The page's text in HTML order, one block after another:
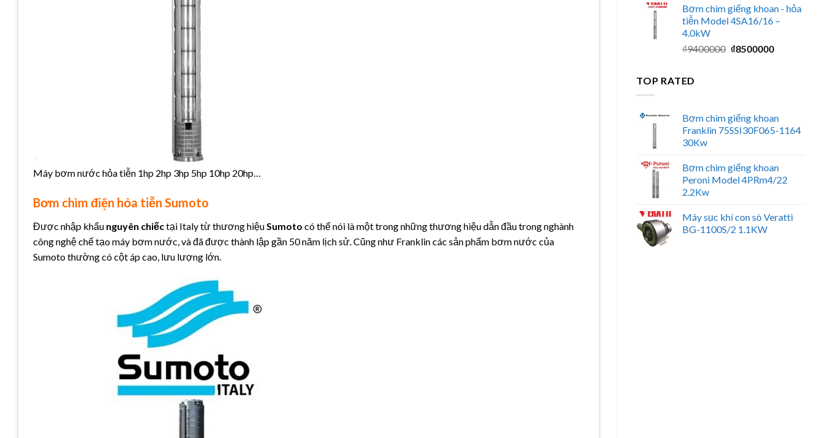
Máy bơm nước hỏa tiễn 1hp 2hp 3hp 5hp 10hp 20hp…
Bơm chìm điện hỏa tiễn Sumoto
Được nhập khẩu nguyên chiếctại Italy từ thương hiệuSumoto có thể nói là một trong những thương hiệu dẫn đầu trong nghành
công nghệ chế tạo máy bơm nước, và đã được thành lập gần 50 năm lịch sử. Cũng như Franklin các sản phẩm bơm nước của
Sumoto thường có cột áp cao, lưu lượng lớn.
là:
₫2500000.
tại
là:
Bơm chìm giếng khoan - hỏa
tiễn Model 4SA16/16 –
4.0kW
₫9400000 Giá
₫8500000Giá
TOP RATED
Bơm chìm giếng khoan
Franklin 75SSI30F065-1164
30Kw
Bơm chìm giếng khoan
Peroni Model 4PRm4/22
2.2Kw
Máy sục khí con sò Veratti
BG-1100S/2 1.1KW